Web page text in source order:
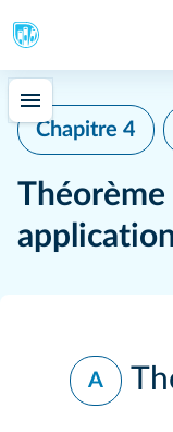
Chapitre 4
Théorème
A